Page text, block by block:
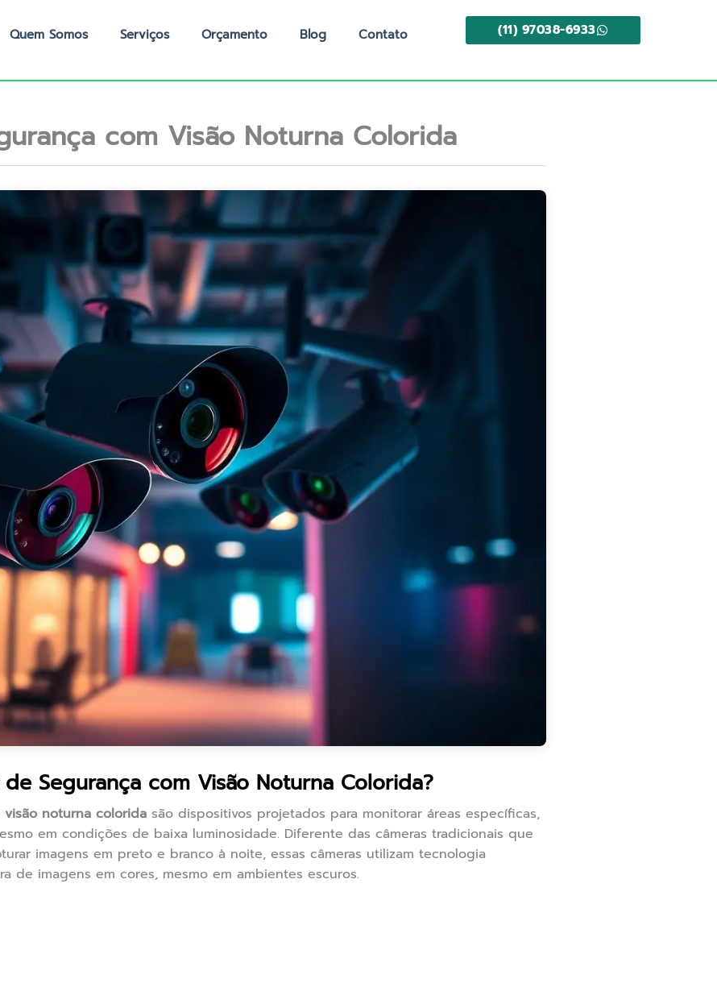
Quem Somos Serviços Orçamento Blog Contato (11) 97038-6933
com Visão Noturna Colorida
Segurança com Visão Noturna Colorida?
noturna colorida são dispositivos projetados para monitorar áreas específicas,
em condições de baixa luminosidade. Diferente das câmeras tradicionais que
imagens em preto e branco à noite, essas câmeras utilizam tecnologia
de imagens em cores, mesmo em ambientes escuros.